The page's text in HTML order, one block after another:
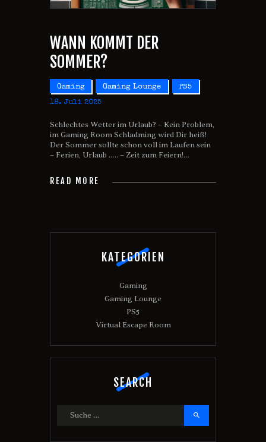
WANN KOMMT DER
SOMMER?
Gaming Gaming Lounge PS5
18. Juli 2025
Schlechtes Wetter im Urlaub? – Kein Problem,
im Gaming Room Schladming wird Dir heiß!
Der Sommer sollte schon voll im Laufen sein
– Ferien, Urlaub ….. – Zeit zum Feiern!…
READ MORE
KATEGORIEN
Gaming
Gaming Lounge
PS5
Virtual Escape Room
SEARCH
Suche
nach: